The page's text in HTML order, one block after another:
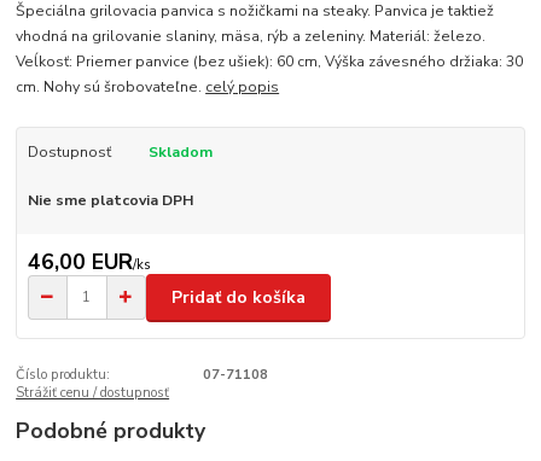
Špeciálna grilovacia panvica s nožičkami na steaky. Panvica je taktiež
vhodná na grilovanie slaniny, mäsa, rýb a zeleniny. Materiál: železo.
Veĺkosť: Priemer panvice (bez ušiek): 60 cm, Výška závesného držiaka: 30
cm. Nohy sú šrobovateľne. celý popis
Dostupnosť Skladom
Nie sme platcovia DPH
46,00 EUR/ks
Pridať do košíka
Číslo produktu:
07-71108
Strážiť cenu / dostupnosť
Podobné produkty